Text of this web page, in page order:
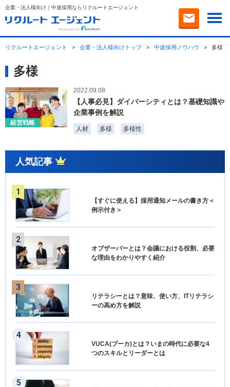
企業・法人様向け｜中途採用ならリクルートエージェント
リクルートエージェント > 企業・法人様向けトップ > 中途採用ノウハウ > 多様
多様
経営戦略
2022.09.08
【人事必見】ダイバーシティとは？基礎知識や
企業事例を解説
人材 多様 多様性
人気記事
【すぐに使える】採用通知メールの書き方＜
例示付き＞
オブザーバーとは？会議における役割、必要
な理由をわかりやすく紹介
リテラシーとは？意味、使い方、ITリテラシ
ーの高め方を解説
VUCA(ブーカ)とは？いまの時代に必要な4
つのスキルとリーダーとは